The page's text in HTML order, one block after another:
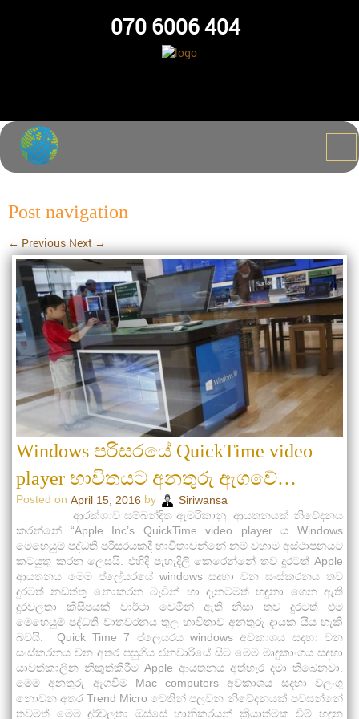
070 6006 404
Post navigation
← Previous Next →
Windows පරිසරයේ QuickTime video
player භාවිතයට අනතුරු ඇගවේ…
Posted on April 15, 2016 by
Siriwansa
ආරක්ශාව සම්බන්දිත ඇමරිකානු ආයතනයක් නිවේදනය
කරන්නේ “Apple Inc’s QuickTime video player ය Windows
මෙහෙයුම් පද්ධති පරිසරයකදී භාවිතාවන්නේ නම් වහාම අස්ථාපනයට
කටයුතු කරන ලෙසයි. එහිදී පැහැදිලි කෙරෙන්නේ තව දුරටත් Apple
ආයතනය මෙම ප්ලේයරයේ windows සදහා වන සංස්කරනය තව
දුරටත් නඩත්තු නොකරන බැවින් හා දැනටමත් හඳුනා ගෙන ඇති
දුරවලතා කිසිපයක් වාර්ථා වෙමින් ඇති නිසා තව දුරටත් එම
මෙහෙයුම් පද්ධති වාතවරනය තුල භාවිතාව අනතුරු දායක යිය හැකි
බවයි. Quick Time 7 ප්ලෙයරය windows අවකාශය සදහා වන
සංස්කරනය වන අතර පසුගිය ජනවාරියේ සිට මෙම මෘදුකාංගය සදහා
යාවත්කාලීන නිකුත්කිරීම Apple ආයතනය අත්හැර දමා තිබෙනවා.
මෙම අනතුරු ඇගවීම Mac computers අවකාශය සදහා වලංගු
නොවන අතර Trend Micro වෙතින් පලවන නිවේදනයක් පවසන්නේ
තවමත් මෙම දුර්වලතා ඔස්සේ හානිකරයන් ක්‍රියාත්මක වීම් හඳුන